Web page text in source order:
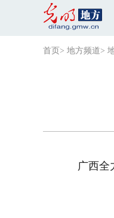
首页 > 地方频道>
广西全